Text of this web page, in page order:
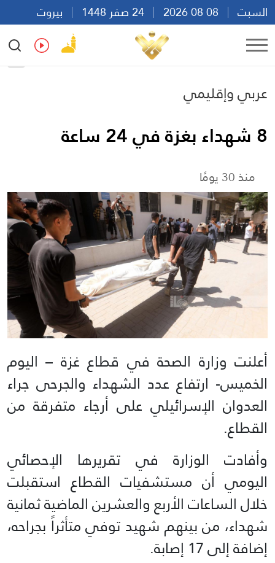
السبت
بيروت
10:30
Ar
عربي وإقليمي
8 شهداء بغزة في 24 ساعة
منذ 30 يومًا
أعلنت وزارة الصحة في قطاع غزة – اليوم
الخميس- ارتفاع عدد الشهداء والجرحى جراء
العدوان الإسرائيلي على أرجاء متفرقة من
القطاع.
وأفادت الوزارة في تقريرها الإحصائي
اليومي أن مستشفيات القطاع استقبلت
خلال الساعات الأربع والعشرين الماضية ثمانية
شهداء، من بينهم شهيد توفي متأثراً بجراحه،
إضافة إلى 17 إصابة.